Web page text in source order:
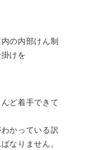
の内部けん制
けを
ど着手できて
かっている訳
なりません。